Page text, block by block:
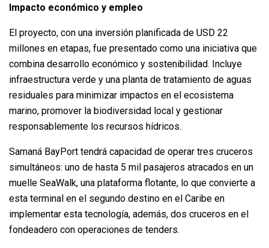
Impacto económico y empleo
El proyecto, con una inversión planificada de USD 22
millones en etapas, fue presentado como una iniciativa que
combina desarrollo económico y sostenibilidad. Incluye
infraestructura verde y una planta de tratamiento de aguas
residuales para minimizar impactos en el ecosistema
marino, promover la biodiversidad local y gestionar
responsablemente los recursos hídricos.
Samaná BayPort tendrá capacidad de operar tres cruceros
simultáneos: uno de hasta 5 mil pasajeros atracados en un
muelle SeaWalk, una plataforma flotante, lo que convierte a
esta terminal en el segundo destino en el Caribe en
implementar esta tecnología, además, dos cruceros en el
fondeadero con operaciones de tenders.